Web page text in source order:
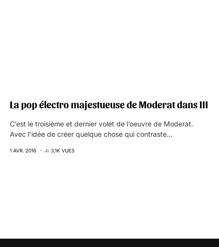
La pop électro majestueuse de Moderat dans III
C’est le troisième et dernier volet de l’oeuvre de Moderat.
Avec l’idée de créer quelque chose qui contraste…
1 AVR. 2016 3,1K VUES